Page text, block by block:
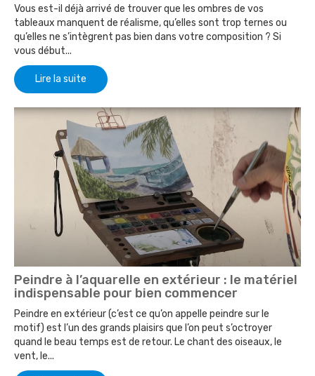
Vous est-il déjà arrivé de trouver que les ombres de vos
tableaux manquent de réalisme, qu’elles sont trop ternes ou
qu’elles ne s’intègrent pas bien dans votre composition ? Si
vous début...
Lire la suite
Peindre à l’aquarelle en extérieur : le matériel
indispensable pour bien commencer
Peindre en extérieur (c’est ce qu’on appelle peindre sur le
motif) est l’un des grands plaisirs que l’on peut s’octroyer
quand le beau temps est de retour. Le chant des oiseaux, le
vent, le...